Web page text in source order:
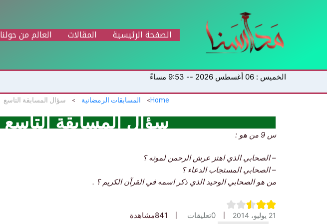
الصفحة الرئيسية المقالات العالم من حولنا
الخميس : 06 أغسطس 2026 -- 9:53 مساءً
Home المسابقات الرمضانية سؤال المسابقة التاسع
سؤال المسابقة التاسع
س 9 من هو :
– الصحابي الذي اهتز عرش الرحمن لموته ؟
– الصحابي المستجاب الدعاء ؟
من هو الصحابي الوحيد الذي ذكر اسمه في القرآن الكريم ؟ .
21 يوليو، 2014 0تعليقات 841مشاهدة